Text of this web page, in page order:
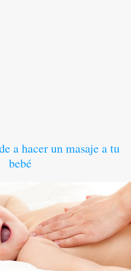
a hacer un masaje a tu
bebé